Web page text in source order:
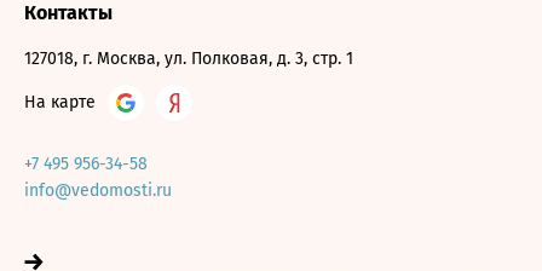
Контакты
127018, г. Москва, ул. Полковая, д. 3, стр. 1
На карте
+7 495 956-34-58
info@vedomosti.ru